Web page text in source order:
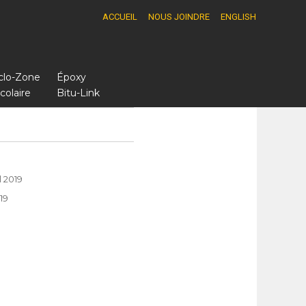
ACCUEIL NOUS JOINDRE ENGLISH
Zone
Époxy
Bitu-Link